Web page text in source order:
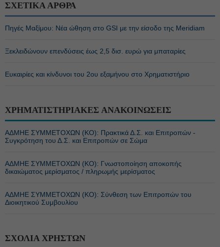
ΣΧΕΤΙΚΑ ΑΡΘΡΑ
Πηγές Μαξίμου: Νέα ώθηση στο GSI με την είσοδο της Meridiam
Ξεκλειδώνουν επενδύσεις έως 2,5 δισ. ευρώ για μπαταρίες
Ευκαιρίες και κίνδυνοι του 2ου εξαμήνου στο Χρηματιστήριο
ΧΡΗΜΑΤΙΣΤΗΡΙΑΚΕΣ ΑΝΑΚΟΙΝΩΣΕΙΣ
ΑΔΜΗΕ ΣΥΜΜΕΤΟΧΩΝ (KO): Πρακτικά Δ.Σ. και Επιτροπών -
Συγκρότηση του Δ.Σ. και Επιτροπών σε Σώμα
ΑΔΜΗΕ ΣΥΜΜΕΤΟΧΩΝ (KO): Γνωστοποίηση αποκοπής
δικαιώματος μερίσματος / πληρωμής μερίσματος
ΑΔΜΗΕ ΣΥΜΜΕΤΟΧΩΝ (KO): Σύνθεση των Επιτροπών του
Διοικητικού Συμβουλίου
ΣΧΟΛΙΑ ΧΡΗΣΤΩΝ